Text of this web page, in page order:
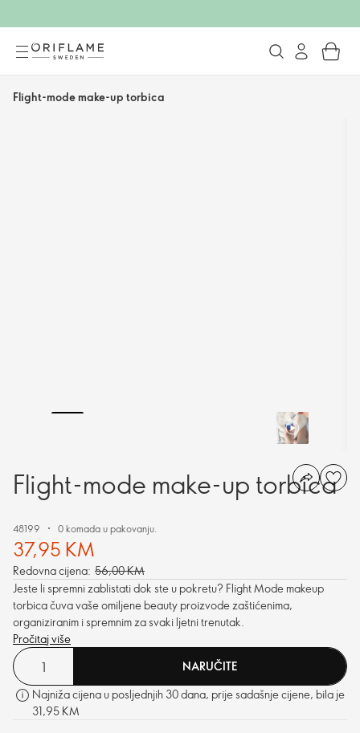
Flight-mode make-up torbica
Flight-mode make-up torbica
48199 0 komada u pakovanju.
37,95 KM
Redovna cijena: 56,00 KM
Jeste li spremni zablistati dok ste u pokretu? Flight Mode makeup
torbica čuva vaše omiljene beauty proizvode zaštićenima,
organiziranim i spremnim za svaki ljetni trenutak.
Pročitaj više
NARUČITE
Najniža cijena u posljednjih 30 dana, prije sadašnje cijene, bila je
31,95 KM